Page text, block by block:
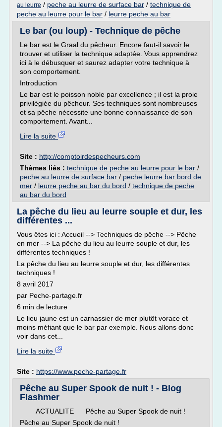
au leurre / peche au leurre de surface bar / technique de
peche au leurre pour le bar / leurre peche au bar
Le bar (ou loup) - Technique de pêche
Le bar est le Graal du pêcheur. Encore faut-il savoir le
trouver et utiliser la technique adaptée. Vous apprendrez
ici à le débusquer et saurez adapter votre technique à
son comportement.
Introduction
Le bar est le poisson noble par excellence ; il est la proie
privilégiée du pêcheur. Ses techniques sont nombreuses
et sa pêche nécessite une bonne connaissance de son
comportement. Avant...
Lire la suite
Site : http://comptoirdespecheurs.com
Thèmes liés : technique de peche au leurre pour le bar /
peche au leurre de surface bar / peche leurre bar bord de
mer / leurre peche au bar du bord / technique de peche
au bar du bord
La pêche du lieu au leurre souple et dur, les
différentes ...
Vous êtes ici : Accueil --> Techniques de pêche --> Pêche
en mer --> La pêche du lieu au leurre souple et dur, les
différentes techniques !
La pêche du lieu au leurre souple et dur, les différentes
techniques !
8 avril 2017
par Peche-partage.fr
6 min de lecture
Le lieu jaune est un carnassier de mer plutôt vorace et
moins méfiant que le bar par exemple. Nous allons donc
voir dans cet...
Lire la suite
Site : https://www.peche-partage.fr
Pêche au Super Spook de nuit ! - Blog
Flashmer
ACTUALITE Pêche au Super Spook de nuit !
Pêche au Super Spook de nuit !